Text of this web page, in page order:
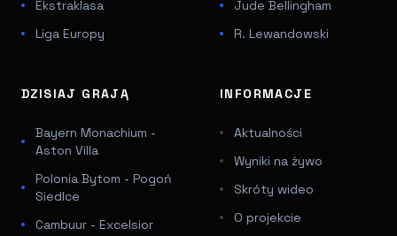
Ekstraklasa
Liga Europy
Jude Bellingham
R. Lewandowski
DZISIAJ GRAJĄ
Bayern Monachium -
Aston Villa
Polonia Bytom - Pogoń
Siedlce
Cambuur - Excelsior
INFORMACJE
Aktualności
Wyniki na żywo
Skróty wideo
O projekcie